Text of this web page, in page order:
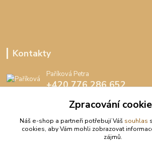
Kontakty
Paříková Petra
+420 776 286 652
Zpracování
Náš e-shop a partneři potřebují Váš souhlas
cookies, aby Vám mohli zobrazovat
zájmů.